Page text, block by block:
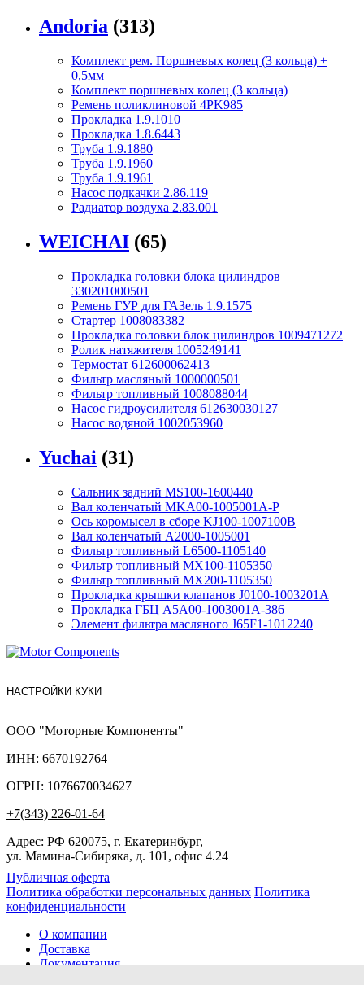
Andoria (313)
Комплект рем. Поршневых колец (3 кольца) +
0,5мм
Комплект поршневых колец (3 кольца)
Ремень поликлиновой 4PK985
Прокладка 1.9.1010
Прокладка 1.8.6443
Труба 1.9.1880
Труба 1.9.1960
Труба 1.9.1961
Насос подкачки 2.86.119
Радиатор воздуха 2.83.001
WEICHAI (65)
Прокладка головки блока цилиндров
330201000501
Ремень ГУР для ГАЗель 1.9.1575
Стартер 1008083382
Прокладка головки блок цилиндров 1009471272
Ролик натяжителя 1005249141
Термостат 612600062413
Фильтр масляный 1000000501
Фильтр топливный 1008088044
Насос гидроусилителя 612630030127
Насос водяной 1002053960
Yuchai (31)
Сальник задний MS100-1600440
Вал коленчатый MKA00-1005001A-P
Ось коромысел в сборе KJ100-1007100B
Вал коленчатый A2000-1005001
Фильтр топливный L6500-1105140
Фильтр топливный MX100-1105350
Фильтр топливный MX200-1105350
Прокладка крышки клапанов J0100-1003201A
Прокладка ГБЦ A5A00-1003001A-386
Элемент фильтра масляного J65F1-1012240
НАСТРОЙКИ КУКИ
ООО "Моторные Компоненты"
ИНН: 6670192764
ОГРН: 1076670034627
+7(343) 226-01-64
Адрес: РФ 620075, г. Екатеринбург,
ул. Мамина-Сибиряка, д. 101, офис 4.24
Публичная оферта
Политика обработки персональных данных Политика
конфиденциальности
О компании
Доставка
Документация